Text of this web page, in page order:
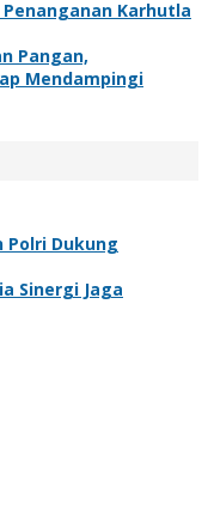
Karhutla
Pangan,
Mendampingi
Polri Dukung
Sinergi Jaga